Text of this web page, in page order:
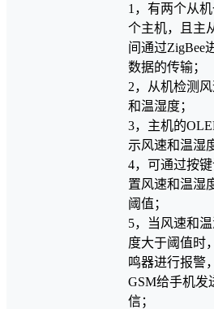
1，有两个从
个主机，且主
间通过ZigBee
数据的传输；
2，从机检测
和温湿度；
3，主机的
示风速和温湿
4，可通过按
置风速和温湿
阈值；
5，当风速和
度大于阈值时
鸣器进行报警，
GSM给手机发
信；